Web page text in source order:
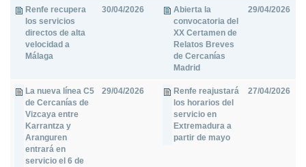
Renfe recupera
los servicios
directos de alta
velocidad a
Málaga
30/04/2026
Abierta la
convocatoria del
XX Certamen de
Relatos Breves
de Cercanías
Madrid
29/04/2026
La nueva línea C5
de Cercanías de
Vizcaya entre
Karrantza y
Aranguren
entrará en
servicio el 6 de
29/04/2026
Renfe reajustará
los horarios del
servicio en
Extremadura a
partir de mayo
27/04/2026